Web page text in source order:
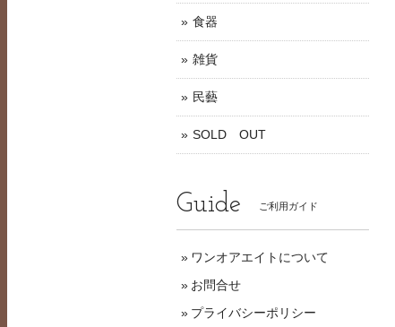
食器
雑貨
民藝
SOLD OUT
Guide ご利用ガイド
ワンオアエイトについて
お問合せ
プライバシーポリシー